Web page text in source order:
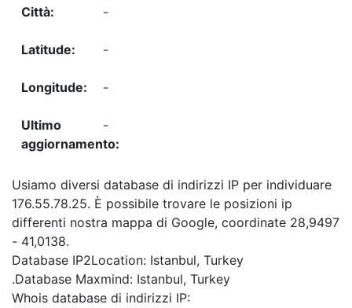
-
-
-
-
Usiamo diversi database di indirizzi IP per individuare
176.55.78.25. È possibile trovare le posizioni ip
differenti nostra mappa di Google, coordinate 28,9497
- 41,0138.
Database IP2Location: Istanbul, Turkey
.Database Maxmind: Istanbul, Turkey
Whois database di indirizzi IP: